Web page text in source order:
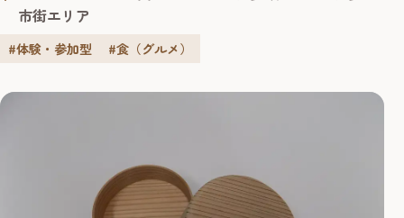
市街エリア
#体験・参加型 #食（グルメ）